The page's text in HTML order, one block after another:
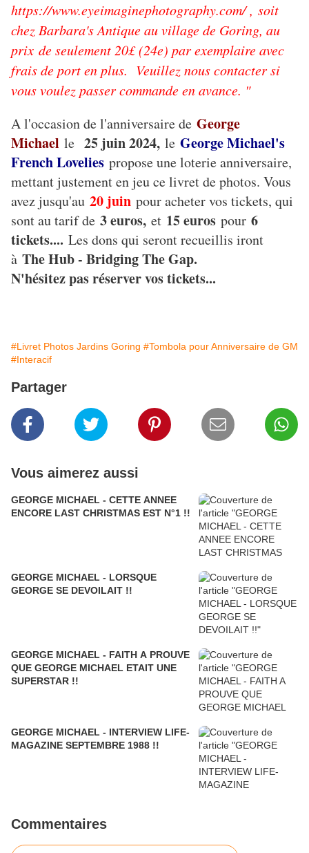
https://www.eyeimaginephotography.com/ , soit
chez Barbara's Antique au village de Goring, au
prix de seulement 20£ (24e) par exemplaire avec
frais de port en plus. Veuillez nous contacter si
vous voulez passer commande en avance. "
A l'occasion de l'anniversaire de George
Michael le 25 juin 2024, le George Michael's
French Lovelies propose une loterie anniversaire,
mettant justement en jeu ce livret de photos. Vous
avez jusqu'au 20 juin pour acheter vos tickets, qui
sont au tarif de 3 euros, et 15 euros pour 6
tickets.... Les dons qui seront recueillis iront
à The Hub - Bridging The Gap.
N'hésitez pas réserver vos tickets...
#Livret Photos Jardins Goring #Tombola pour Anniversaire de GM
#Interacif
Partager
Vous aimerez aussi
GEORGE MICHAEL - CETTE ANNEE
ENCORE LAST CHRISTMAS EST N°1 !!
GEORGE MICHAEL - LORSQUE
GEORGE SE DEVOILAIT !!
GEORGE MICHAEL - FAITH A PROUVE
QUE GEORGE MICHAEL ETAIT UNE
SUPERSTAR !!
GEORGE MICHAEL - INTERVIEW LIFE-
MAGAZINE SEPTEMBRE 1988 !!
Commentaires